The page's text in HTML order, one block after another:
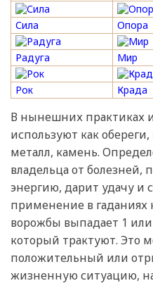
Сила Опора
Радуга Мир
Рок Крада
В нынешних практиках
используют как
металл, камень.
владельца от болезней,
энергию, дарит удачу и
применение в гаданиях
ворожбы выпадает 1
который трактуют. Это
положительный или
жизненную ситуацию,